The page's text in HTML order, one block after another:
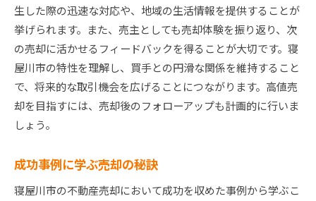
生した際の迅速な対応や、地域の生活情報を提供することが
挙げられます。また、売主としても売却体験を振り返り、次
の売却に活かせるフィードバックを得ることが大切です。寝
屋川市の特性を理解し、買手との円滑な関係を維持すること
で、将来的な取引機会を広げることにつながります。高値売
却を目指すには、売却後のフォローアップも計画的に行いま
しょう。
成功事例に学ぶ売却の秘訣
寝屋川市の不動産売却において成功を収めた事例から学ぶこ